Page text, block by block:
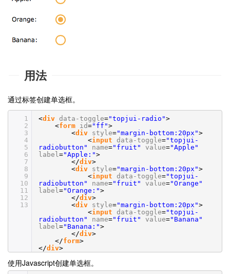
用法
通过标签创建单选框。
1
2
3
4
5
6
7
8
9
10
11
12
13
<div data-toggle="topjui-radio">
<form id="ff">
<div style="margin-bottom:20px">
<input data-toggle="topjui-
radiobutton"
name="fruit" value="Apple"
label="Apple:">
</div>
<div style="margin-bottom:20px">
<input data-toggle="topjui-
radiobutton"
name="fruit" value="Orange"
label="Orange:">
</div>
<div style="margin-bottom:20px">
<input data-toggle="topjui-
radiobutton"
name="fruit" value="Banana"
label="Banana:">
</div>
</form>
</div>
使用Javascript创建单选框。